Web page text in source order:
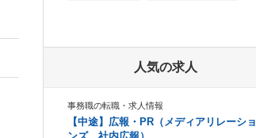
人気の求人
事務職の転職・求人情報
【中途】広報・PR（メディアリレーショ